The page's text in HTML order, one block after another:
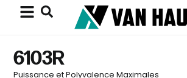
6103R
Puissance et Polyvalence Maximales